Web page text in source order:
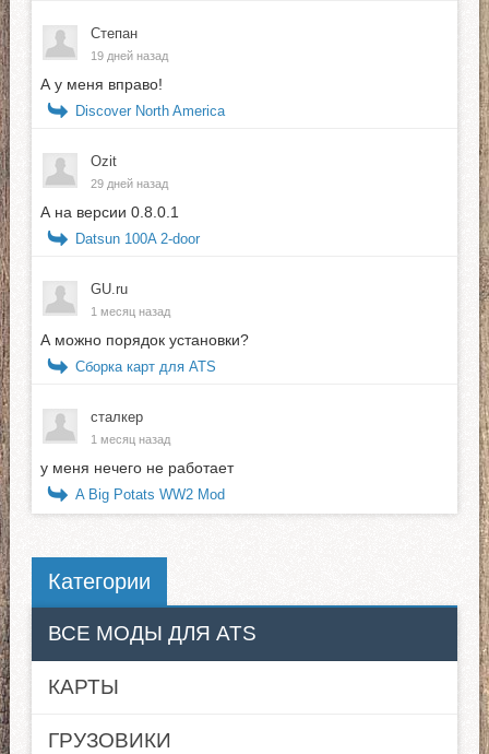
Степан
19 дней назад
А у меня вправо!
Discover North America
Ozit
29 дней назад
А на версии 0.8.0.1
Datsun 100A 2-door
GU.ru
1 месяц назад
А можно порядок установки?
Сборка карт для ATS
сталкер
1 месяц назад
у меня нечего не работает
A Big Potats WW2 Mod
Категории
ВСЕ МОДЫ ДЛЯ ATS
КАРТЫ
ГРУЗОВИКИ